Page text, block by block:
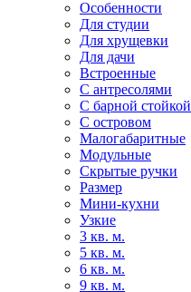
Особенности
Для студии
Для хрущевки
Для дачи
Встроенные
С антресолями
С барной стойкой
С островом
Малогабаритные
Модульные
Скрытые ручки
Размер
Мини-кухни
Узкие
3 кв. м.
5 кв. м.
6 кв. м.
9 кв. м.